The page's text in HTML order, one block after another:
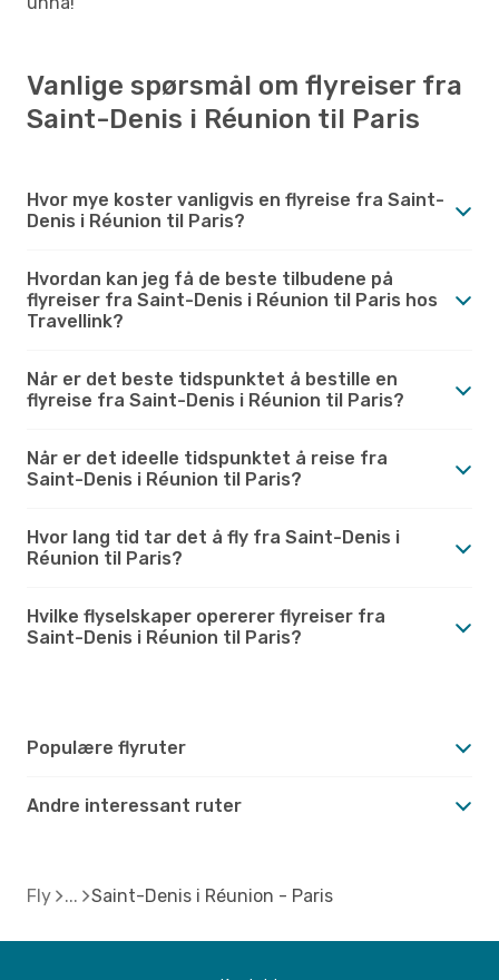
Vanlige spørsmål om flyreiser fra
Saint-Denis i Réunion til Paris
Hvor mye koster vanligvis en flyreise fra Saint-
Denis i Réunion til Paris?
Hvordan kan jeg få de beste tilbudene på
flyreiser fra Saint-Denis i Réunion til Paris hos
Travellink?
Når er det beste tidspunktet å bestille en
flyreise fra Saint-Denis i Réunion til Paris?
Når er det ideelle tidspunktet å reise fra
Saint-Denis i Réunion til Paris?
Hvor lang tid tar det å fly fra Saint-Denis i
Réunion til Paris?
Hvilke flyselskaper opererer flyreiser fra
Saint-Denis i Réunion til Paris?
Populære flyruter
Andre interessant ruter
Fly Saint-Denis i Réunion - Paris